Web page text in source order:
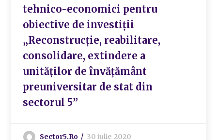
tehnico-economici pentru
obiective de investiţii
„Reconstrucţie, reabilitare,
consolidare, extindere a
unităţilor de învăţământ
preuniversitar de stat din
sectorul 5”
Sector5.ro 30 iulie 2020